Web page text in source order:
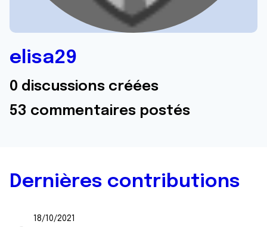
elisa29
0 discussions créées
53 commentaires postés
Dernières contributions
18/10/2021